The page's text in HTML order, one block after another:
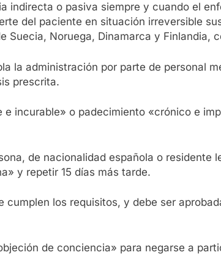
indirecta o pasiva siempre y cuando el
del paciente en situación irreversible
Noruega, Dinamarca y Finlandia,
la administración por parte de personal
prescrita.
incurable» o padecimiento «crónico e
de nacionalidad española o residente
y repetir 15 días más tarde.
los requisitos, y debe ser
de conciencia» para negarse a